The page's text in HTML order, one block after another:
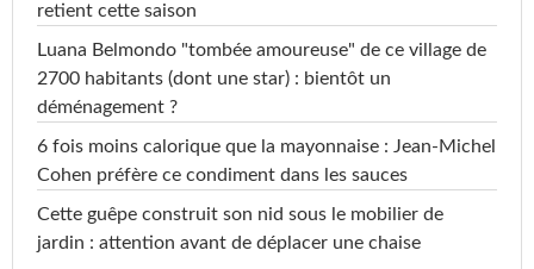
retient cette saison
Luana Belmondo "tombée amoureuse" de ce village de
2700 habitants (dont une star) : bientôt un
déménagement ?
6 fois moins calorique que la mayonnaise : Jean-Michel
Cohen préfère ce condiment dans les sauces
Cette guêpe construit son nid sous le mobilier de
jardin : attention avant de déplacer une chaise